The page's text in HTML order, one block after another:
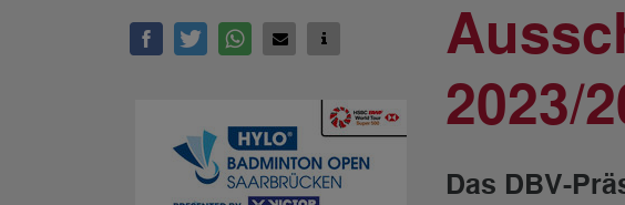
2023/
Das DBV-